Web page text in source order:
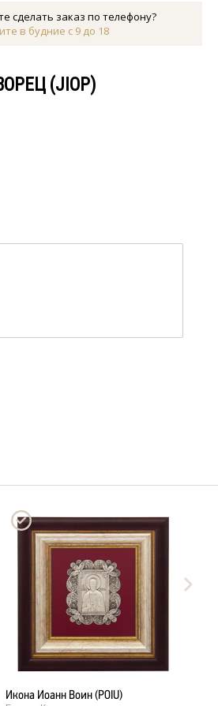
сделать заказ по телефону?
в будние с 9 до 18
(JIOP)
Икона Иоанн Воин (POIU)